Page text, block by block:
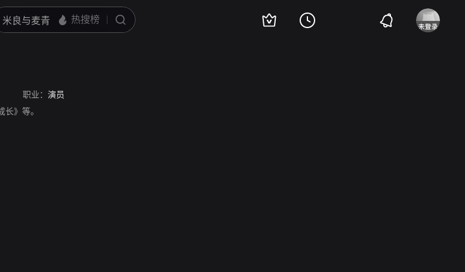
职业： 演员
》等。